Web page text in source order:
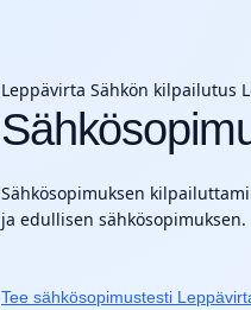
Leppävirta Sähkön kilpailutus
Sähkösopimuksen
ja edullisen sähkösopimuksen.
Tee sähkösopimustesti